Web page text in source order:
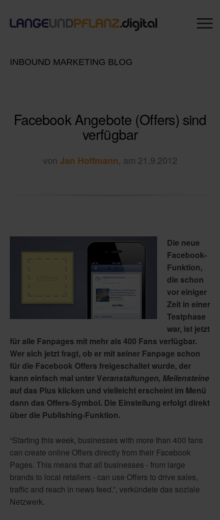
INBOUND MARKETING BLOG
Facebook Angebote (Offers) sind
verfügbar
von Jan Hoffmann, am 21.9.2012
Die neue
Facebook-
Funktion,
die schon
vor einiger
Zeit in einer
Testphase
war, ist jetzt
für alle Fanpages mit mehr als 400 Fans verfügbar.
Wer sich jetzt fragt, ob er mit seiner Fanpage schon
für die Facebook Offers freigeschaltet wurde, der
kann einfach mal unter Veranstaltungen, Meilensteine
auf das Plus klicken und vielleicht erscheint im Menü
dann das Offers-Symbol. Die Einstellung erfolgt direkt
über die Publishing-Funktion.
“Starting this week, businesses with more than 400 fans
can create online Offers directly from their Facebook
Pages. This means that all businesses - from large
brands to local retailers - can use Offers to drive sales,
traffic and reach in news feed.”, verkündete das soziale
Netzwerk.